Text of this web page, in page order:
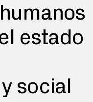
estado
social